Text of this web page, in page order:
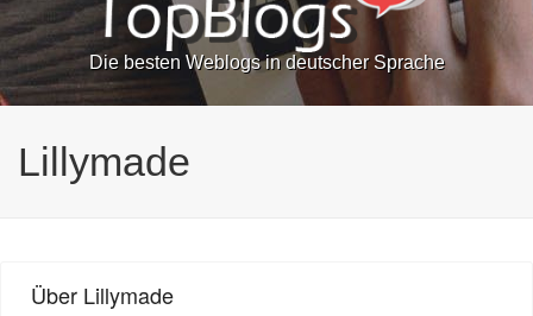
Die besten Weblogs in deutscher Sprache
Lillymade
Über Lillymade